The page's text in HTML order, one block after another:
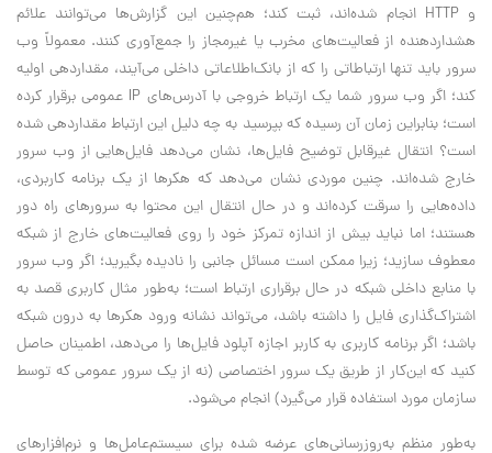
و HTTP انجام شده‌اند، ثبت کند؛ هم‌چنین این گزارش‌ها می‌توانند علائم
هشداردهنده از فعالیت‌های مخرب یا غیرمجاز را جمع‌آوری کنند. معمولاً وب
سرور باید تنها ارتباطاتی را که از بانک‌اطلاعاتی داخلی می‌آیند، مقداردهی اولیه
کند؛ اگر وب سرور شما یک ارتباط خروجی با آدرس‌های IP عمومی برقرار کرده
است؛ بنابراین زمان آن رسیده که بپرسید به چه دلیل این ارتباط مقداردهی شده
است؟ انتقال غیرقابل توضیح فایل‌ها، نشان می‌دهد فایل‌هایی از وب سرور
خارج شده‌اند. چنین موردی نشان می‌دهد که هکرها از یک برنامه کاربردی،
داده‌هایی را سرقت کرده‌اند و در حال انتقال این محتوا به سرورهای راه دور
هستند؛ اما نباید بیش از اندازه تمرکز خود را روی فعالیت‌های خارج از شبکه
معطوف سازید؛ زیرا ممکن است مسائل جانبی را نادیده بگیرید؛ اگر وب سرور
با منابع داخلی شبکه در حال برقراری ارتباط است؛ به‌طور مثال کاربری قصد به
اشتراک‌گذاری فایل را داشته باشد، می‌تواند نشانه ورود هکرها به درون شبکه
باشد؛ اگر برنامه کاربری به کاربر اجازه آپلود فایل‌ها را می‌دهد، اطمینان حاصل
کنید که این‌کار از طریق یک سرور اختصاصی (نه از یک سرور عمومی که توسط
سازمان مورد استفاده قرار می‌گیرد) انجام می‌شود.
به‌طور منظم به‌روزرسانی‌های عرضه شده برای سیستم‌عامل‌ها و نرم‌افزارهای